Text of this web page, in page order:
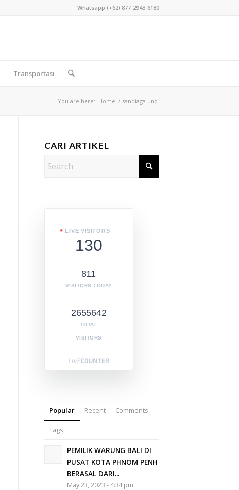
Whatsapp (+62) 877-2943-6180
Transportasi
You are here: Home / sandiaga uno
CARI ARTIKEL
LIVE VISITORS
130
811
VISITORS TODAY
2655642
TOTAL
VISITORS
Popular Recent Comments
Tags
PEMILIK WARUNG BALI DI
PUSAT KOTA PHNOM PENH
BERASAL DARI...
May 23, 2023 - 4:34 pm